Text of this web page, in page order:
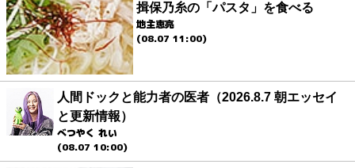
揖保乃糸の「パスタ」を食べる
地主恵亮
(08.07 11:00)
人間ドックと能力者の医者（2026.8.7 朝エッセイ
と更新情報）
べつやく れい
(08.07 10:00)